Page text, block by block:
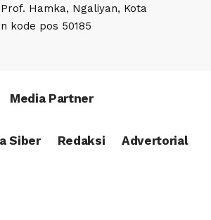
Hamka, Ngaliyan, Kota
kode pos 50185
Media Partner
Siber Redaksi Advertorial